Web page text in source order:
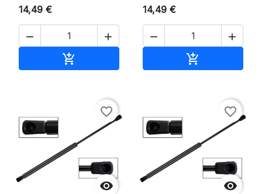
14,49 €
 

14,49 €
 


favorite_border

favorite_border